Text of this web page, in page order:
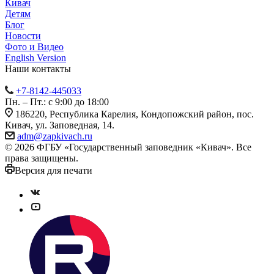
Кивач
Детям
Блог
Новости
Фото и Видео
English Version
Наши контакты
+7-8142-445033
Пн. – Пт.: с 9:00 до 18:00
186220, Республика Карелия, Кондопожский район, пос.
Кивач, ул. Заповедная, 14.
adm@zapkivach.ru
© 2026 ФГБУ «Государственный заповедник «Кивач». Все
права защищены.
Версия для печати